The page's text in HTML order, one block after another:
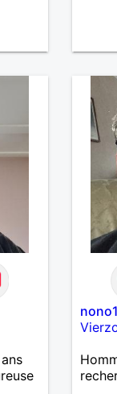
une